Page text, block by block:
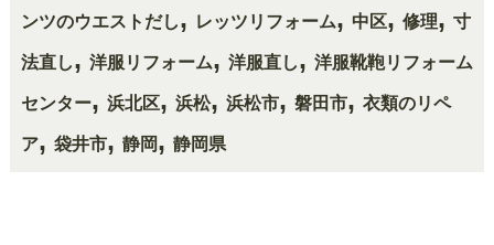
ンツのウエストだし, レッツリフォーム, 中区, 修理, 寸
法直し, 洋服リフォーム, 洋服直し, 洋服靴鞄リフォーム
センター, 浜北区, 浜松, 浜松市, 磐田市, 衣類のリペ
ア, 袋井市, 静岡, 静岡県